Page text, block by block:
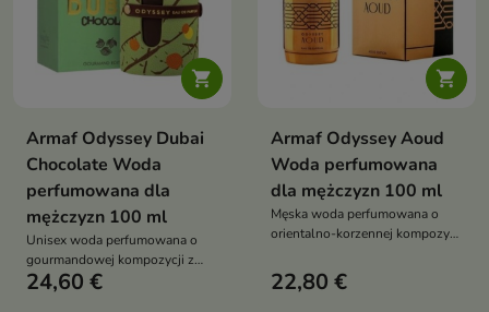

Armaf Odyssey Dubai
Chocolate Woda
perfumowana dla
mężczyzn 100 ml
Unisex woda perfumowana o
gourmandowej kompozycji z
nutami kawy, czekolady,
24,60 €

Armaf Odyssey Aoud
Woda perfumowana
dla mężczyzn 100 ml
Męska woda perfumowana o
orientalno-korzennej kompozycji
paczuli, która emanuje
luksusem, elegancją i
22,80 €